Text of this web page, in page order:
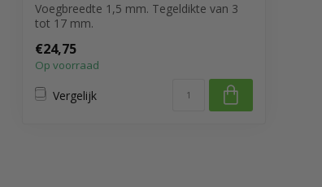
Voegbreedte 1,5 mm. Tegeldikte van 3
tot 17 mm.
€24,75
Op voorraad
Vergelijk